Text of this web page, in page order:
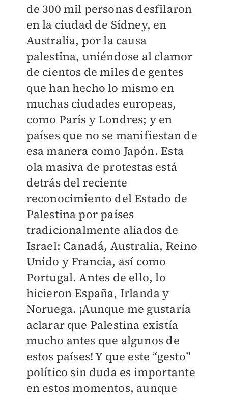
de 300 mil personas desfilaron
en la ciudad de Sídney, en
Australia, por la causa
palestina, uniéndose al clamor
de cientos de miles de gentes
que han hecho lo mismo en
muchas ciudades europeas,
como París y Londres; y en
países que no se manifiestan de
esa manera como Japón. Esta
ola masiva de protestas está
detrás del reciente
reconocimiento del Estado de
Palestina por países
tradicionalmente aliados de
Israel: Canadá, Australia, Reino
Unido y Francia, así como
Portugal. Antes de ello, lo
hicieron España, Irlanda y
Noruega. ¡Aunque me gustaría
aclarar que Palestina existía
mucho antes que algunos de
estos países! Y que este “gesto”
político sin duda es importante
en estos momentos, aunque